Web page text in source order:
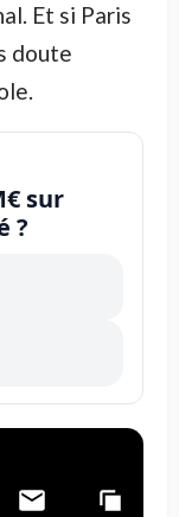
Et si Paris
doute
sur
?